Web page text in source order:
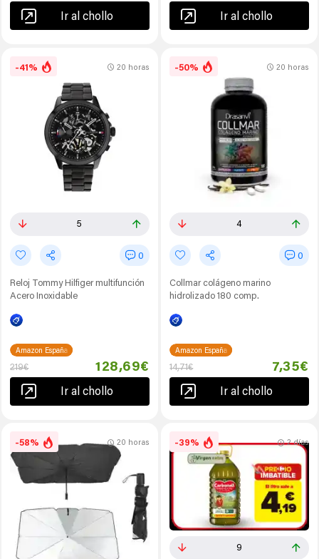
Ir al chollo Ir al chollo
-41%
5
0
Reloj Tommy Hilfiger multifunción
Acero Inoxidable
20 horas
Amazon España
219€ 128,69€
Ir al chollo
-50%
4
0
Collmar colágeno marino
hidrolizado 180 comp.
20 horas
Amazon España
14,71€ 7,35€
Ir al chollo
-58% 20 horas -39%
9
2 días